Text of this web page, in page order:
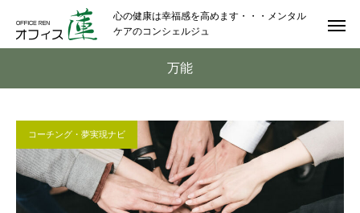
心の健康は幸福感を高めます・・・メンタル
ケアのコンシェルジュ
万能
コーチング・夢実現ナビ